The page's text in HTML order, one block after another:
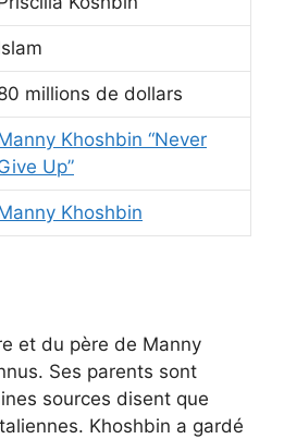
millions de dollars
Khoshbin “Never
Up”
Khoshbin
et du père de Manny
Ses parents sont
sources disent que
Khoshbin a gardé